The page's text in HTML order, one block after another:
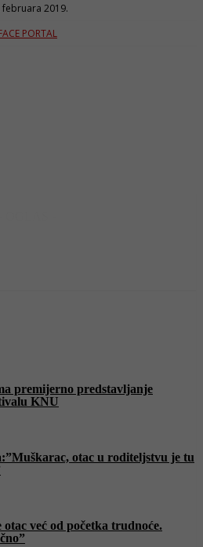
februara 2019.
PORTAL
premijerno predstavljanje
KNU
otac u roditeljstvu je tu
već od početka trudnoće.